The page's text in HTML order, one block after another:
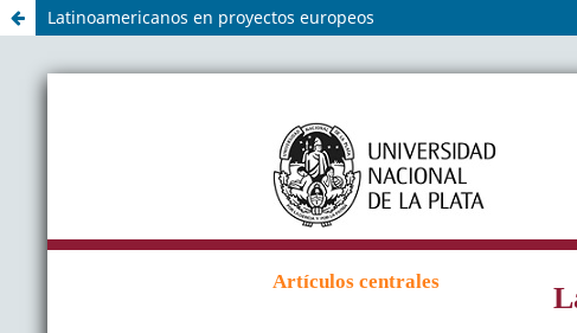
Latinoamericanos en proyectos europeos